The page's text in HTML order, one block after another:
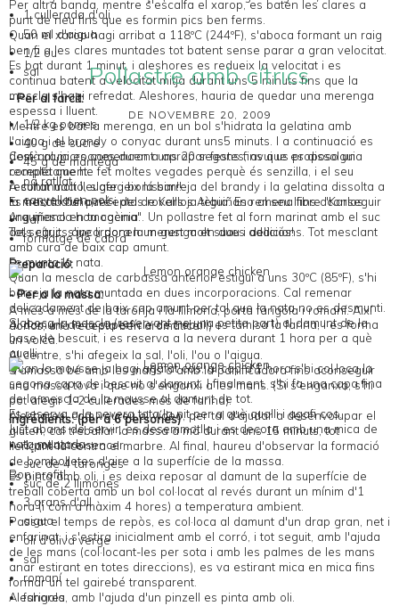
Per altra banda, mentre s'escalfa el xarop, es baten les clares a
punt de neu fins que es formin pics ben ferms.
Quan el xarop hagi arribat a 118ºC (244ºF), s'aboca formant un raig
ben fi a les clares muntades tot batent sense parar a gran velocitat.
Es bat durant 1 minut, i aleshores es redueix la velocitat i es
continua batent a velocitat mitja durant uns 5 minuts fins que la
mescla s'hagi refredat. Aleshores, hauria de quedar una merenga
espessa i lluent.
Mentre es bat la merenga, en un bol s'hidrata la gelatina amb
l'aigua i el brandy o conyac durant uns5 minuts. I a continuació es
desfà al microones durant uns 20 segons fins que es dissolgui
completament.
A continuació, s'afegeix la barreja del brandy i la gelatina dissolta a
la mescla del puré i dels rovells ja tèbia. Es remena fins aconseguir
una mescla homogènia.
Tot seguit, s'incorpora la merenga en dues addicions. Tot mesclant
amb cura de baix cap amunt.
Es munta la nata.
Quan la mescla de carbassa anterior estigui a uns 30ºC (85ºF), s'hi
barreja la nata muntada en dues incorporacions. Cal remenar
delicadament de baix cap amunt per tal que la nata no es desmunti.
S'aboca la mescla (reservant-ne una petita part) al damunt de la
base de bescuit, i es reserva a la nevera durant 1 hora per a què
qualli.
Quan la mousse ja hagi agafat cos, al cap d'1 hora s'hi col·loca la
segona capa de bescuit al damunt. I finalment, s'hi fa una capa fina
de la mescla de la mousse al damunt de tot.
Es reserva a la nevera tota la nit per a què qualli i agafi cos.
Just abans de servir, es desemmotlla i es decora amb una mica de
nata muntada.
Bon profit!
1 cullerada d'oli
50 ml d'aigua
1/2 ou
sal
- Per al farcit:
1/2 kg pomes
40 g de sucre
45 g de mantega
pa ratllat
canyella en pols
sal
formatge de cabra
Preparació:
- Per a la massa:
Al damunt de la superfície de treball, es tamisa la farina, i es forma
un volcà.
Al centre, s'hi afegeix la sal, l'oli, l'ou o l'aigua.
S'amassa bé amb les mans o amb la panificadora fins aconseguir
una massa tova i que no s'enganxi a les mans. (Si s'enganxa, s'hi
pot afegir 1-2 cullerades més de farina).
Aleshores, com veureu al vídeo, per tal d'ajudar a desenvolupar el
gluten, cal treballar la massa a mà durant uns 15 minuts, tot
llençant-la contra el marbre. Al final, haureu d'observar la formació
de bombolletes d'aire a la superfície de la massa.
Es pinta amb oli, i es deixa reposar al damunt de la superfície de
treball coberta amb un bol col·locat al revés durant un mínim d'1
hora (i com a màxim 4 hores) a temperatura ambient.
Passat el temps de repòs, es col·loca al damunt d'un drap gran, net i
enfarinat, i s'estira inicialment amb el corró, i tot seguit, amb l'ajuda
de les mans (col·locant-les per sota i amb les palmes de les mans
anar estirant en totes direccions), es va estirant mica en mica fins
formar un tel gairebé transparent.
Aleshores, amb l'ajuda d'un pinzell es pinta amb oli.
Pollastre amb cítrics
DE NOVEMBRE 20, 2009
Com ara ja es comencen a apropar festes, avui us proposo una
recepta que he fet moltes vegades perquè és senzilla, i el seu
resultat molt lleuger i boníssim!!
Es tracta d'una recepta de Karlos Arguiñano al seu llibre "Karlos
Arguiñano en tu cocina". Un pollastre fet al forn marinat amb el suc
dels cítrics que li donen un gust molt suau i deliciós!
A més a més de la taronja i la llimona, porta farigola i romaní. Així
doncs, una recepta ben aromàtica. ;)
Ingredients: (per a 6 persones)
1 pollastre sencer
suc de 4 taronges
suc de 2 llimones
3 grans d'all
aigua
oli d'oliva verge
sal
romaní
farigola